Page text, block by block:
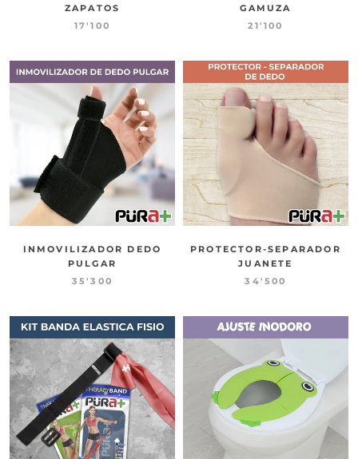
ZAPATOS
17'100
GAMUZA
21'100
INMOVILIZADOR DEDO
PULGAR
35'300
PROTECTOR-SEPARADOR
JUANETE
34'500